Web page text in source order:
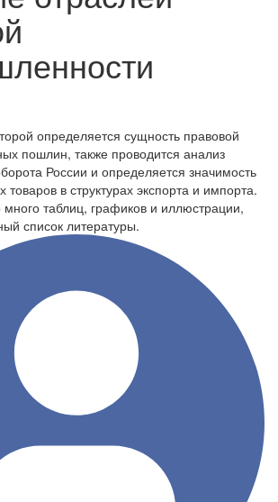
определяется сущность правовой
пошлин, также проводится анализ
России и определяется значимость
товаров в структурах экспорта и импорта.
таблиц, графиков и иллюстрации,
список литературы.